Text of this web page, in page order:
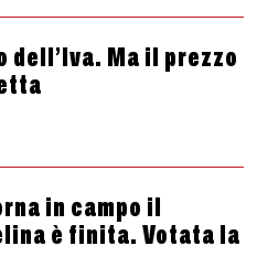
dell’Iva. Ma il prezzo
in campo il
è finita. Votata la